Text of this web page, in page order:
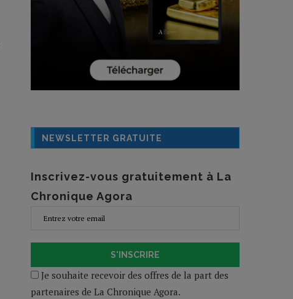
NEWSLETTER GRATUITE
Inscrivez-vous gratuitement à La
Chronique Agora
S'INSCRIRE
Je souhaite recevoir des offres de la part des
partenaires de La Chronique Agora.